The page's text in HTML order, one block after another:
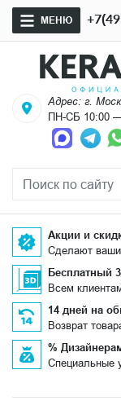
МЕНЮ
Адрес: г.
ПН-СБ 10:00
Акции и
Сделают ваши
Бесплатный
Всем
14 дней на
Возврат
%
Специальные